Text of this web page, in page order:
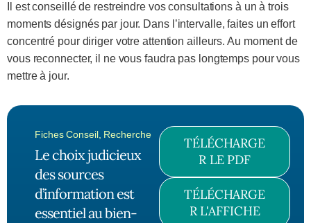
Il est conseillé de restreindre vos consultations à un à trois
moments désignés par jour. Dans l’intervalle, faites un effort
concentré pour diriger votre attention ailleurs. Au moment de
vous reconnecter, il ne vous faudra pas longtemps pour vous
mettre à jour.
Fiches Conseil, Recherche
Le choix judicieux
des sources
d’information est
essentiel au bien-
TÉLÉCHARGE
R LE PDF
TÉLÉCHARGE
R L'AFFICHE